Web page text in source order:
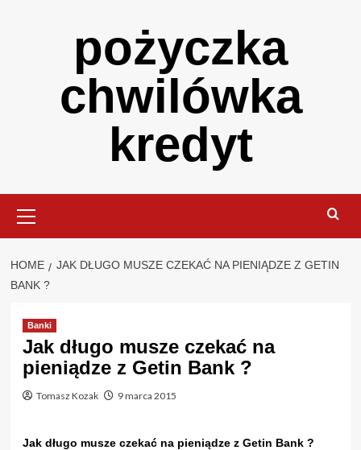
pożyczka
chwilówka
kredyt
Menu
HOME
JAK DŁUGO MUSZE CZEKAĆ NA PIENIĄDZE Z GETIN
BANK ?
Banki
Jak długo musze czekać na
pieniądze z Getin Bank ?
Tomasz Kozak 9 marca 2015
Jak długo musze czekać na pieniądze z Getin Bank ?